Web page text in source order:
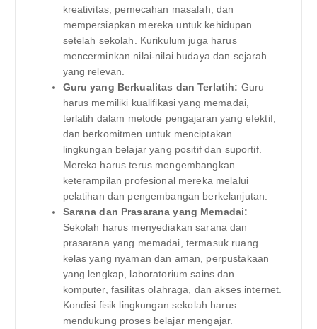
kreativitas, pemecahan masalah, dan
mempersiapkan mereka untuk kehidupan
setelah sekolah. Kurikulum juga harus
mencerminkan nilai-nilai budaya dan sejarah
yang relevan.
Guru yang Berkualitas dan Terlatih: Guru
harus memiliki kualifikasi yang memadai,
terlatih dalam metode pengajaran yang efektif,
dan berkomitmen untuk menciptakan
lingkungan belajar yang positif dan suportif.
Mereka harus terus mengembangkan
keterampilan profesional mereka melalui
pelatihan dan pengembangan berkelanjutan.
Sarana dan Prasarana yang Memadai:
Sekolah harus menyediakan sarana dan
prasarana yang memadai, termasuk ruang
kelas yang nyaman dan aman, perpustakaan
yang lengkap, laboratorium sains dan
komputer, fasilitas olahraga, dan akses internet.
Kondisi fisik lingkungan sekolah harus
mendukung proses belajar mengajar.